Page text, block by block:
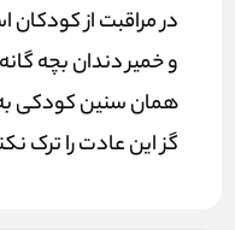
در مراقبت از
و خمیر دندان بچه گانه
همان سنین کودکی
گز این عادت را ترک